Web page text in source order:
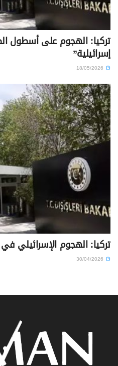
تركيا: الهجوم على أسطول
إسرائيلية”
تركيا: الهجوم الإسرائيلي